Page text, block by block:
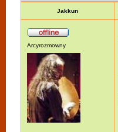
Jakkun
Arcyrozmowny